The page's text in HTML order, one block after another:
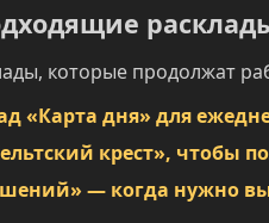
которые продолжат
«Карта дня» для
крест», чтобы
— когда нужно